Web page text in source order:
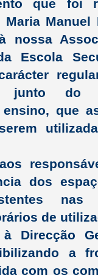
que foi
Maria
nossa
Escola
junto do
que
dos
de
à Direcção
a
com os